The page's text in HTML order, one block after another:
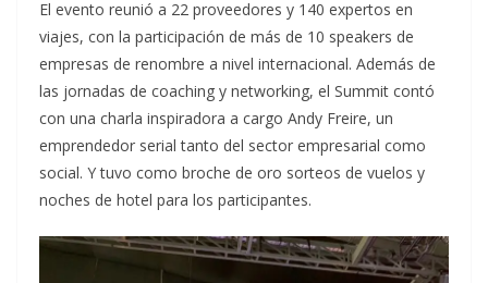
El evento reunió a 22 proveedores y 140 expertos en
viajes, con la participación de más de 10 speakers de
empresas de renombre a nivel internacional. Además de
las jornadas de coaching y networking, el Summit contó
con una charla inspiradora a cargo Andy Freire, un
emprendedor serial tanto del sector empresarial como
social. Y tuvo como broche de oro sorteos de vuelos y
noches de hotel para los participantes.